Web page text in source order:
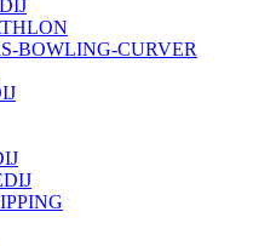
BOWLING-CURVER